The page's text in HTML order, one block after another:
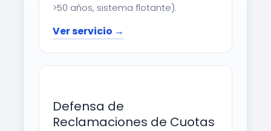
>50 años, sistema flotante).
Ver servicio →
Defensa de
Reclamaciones de Cuotas